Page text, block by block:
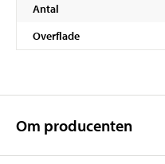
Antal
Overflade
Om producenten